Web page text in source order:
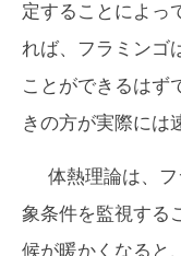
定することによっ
れば、フラミンゴ
ことができるはず
きの方が実際には
体熱理論は、
象条件を監視する
候が暖かくなると